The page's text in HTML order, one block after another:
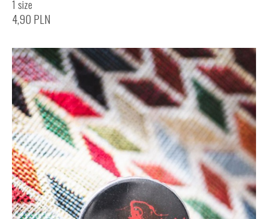
1 size
4,90 PLN